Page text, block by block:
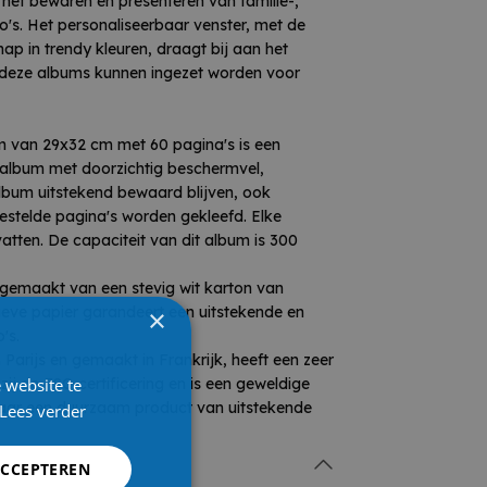
op zoek bent naar een duurzaam
kwaliteit.
Het personaliseerbaar venster, met de
in trendy kleuren, draagt bij aan het
albums kunnen ingezet worden voor
van 29x32 cm met 60 pagina's is een
met doorzichtig beschermvel,
uitstekend bewaard blijven, ook
pagina's worden gekleefd. Elke
De capaciteit van dit album is 300
van een stevig wit karton van
papier garandeert een uitstekende en
en gemaakt in Frankrijk, heeft een zeer
de FSC-certificering en is een geweldige
een duurzaam product van uitstekende
×
website te
Lees verder